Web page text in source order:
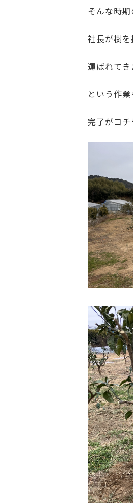
そんな時
社長が樹
運ばれて
という作
完了がコチ